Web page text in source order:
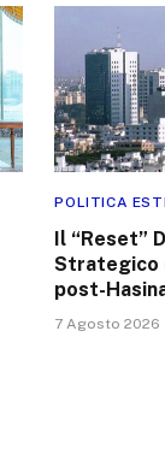
POLITICA
Il “Reset”
Strategico
post-
7 Agosto 2026